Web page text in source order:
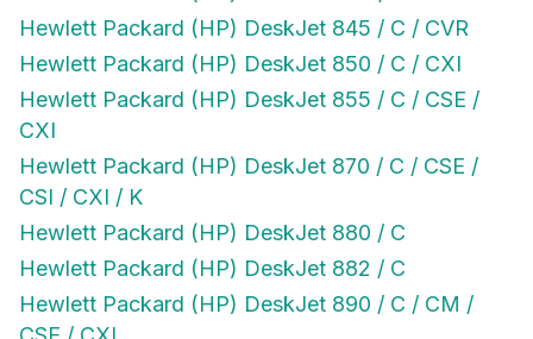
Hewlett Packard (HP) DeskJet 845 / C / CVR
Hewlett Packard (HP) DeskJet 850 / C / CXI
Hewlett Packard (HP) DeskJet 855 / C / CSE /
Hewlett Packard (HP) DeskJet 870 / C / CSE /
CSI / CXI / K
Hewlett Packard (HP) DeskJet 880 / C
Hewlett Packard (HP) DeskJet 882 / C
Hewlett Packard (HP) DeskJet 890 / C / CM /
CSE / CXI